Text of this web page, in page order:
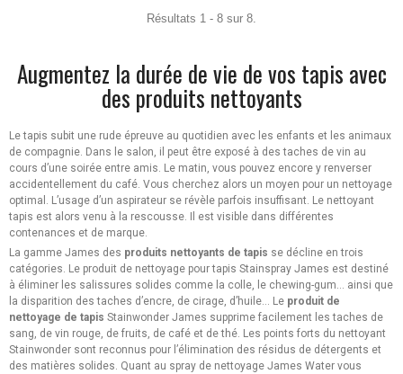
Résultats 1 - 8 sur 8.
Augmentez la durée de vie de vos tapis avec
des produits nettoyants
Le tapis subit une rude épreuve au quotidien avec les enfants et les animaux
de compagnie. Dans le salon, il peut être exposé à des taches de vin au
cours d’une soirée entre amis. Le matin, vous pouvez encore y renverser
accidentellement du café. Vous cherchez alors un moyen pour un nettoyage
optimal. L’usage d’un aspirateur se révèle parfois insuffisant. Le nettoyant
tapis est alors venu à la rescousse. Il est visible dans différentes
contenances et de marque.
La gamme James des produits nettoyants de tapis se décline en trois
catégories. Le produit de nettoyage pour tapis Stainspray James est destiné
à éliminer les salissures solides comme la colle, le chewing-gum… ainsi que
la disparition des taches d’encre, de cirage, d’huile… Le produit de
nettoyage de tapis Stainwonder James supprime facilement les taches de
sang, de vin rouge, de fruits, de café et de thé. Les points forts du nettoyant
Stainwonder sont reconnus pour l’élimination des résidus de détergents et
des matières solides. Quant au spray de nettoyage James Water vous